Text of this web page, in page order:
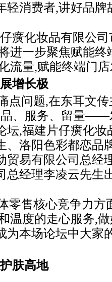
轻消费者,讲好品
癀化妆品有限公
进一步聚焦赋能
流量,赋能终端门
增长极
点问题,在东耳文
品、服务、留量——
坛,福建片仔癀化
、洛阳色彩都恋品
贸易有限公司总经
总经理李凌云先生
零售核心竞争力方
温度的走心服务,
为本场论坛中大家
肤高地